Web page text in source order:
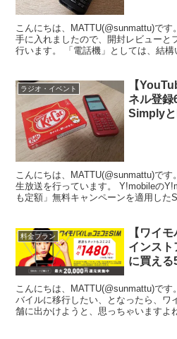
こんにちは、MATTU(@sunmattu)で
手に入れましたので、開封レビューと
行います。 「電話機」としては、結
ラジオ・イベント
【
ネル登
Simplyと
こんにちは、MATTU(@sunmattu)で
生放送を行っています。 Y!mobileの
も定額」無料キャンペーンを適用した
料金プラン
【ワイ
インスト
に買える
こんにちは、MATTU(@sunmattu)で
バイルに移行したい、となったら、ワ
舗に出かけようと、思っちゃいますよ